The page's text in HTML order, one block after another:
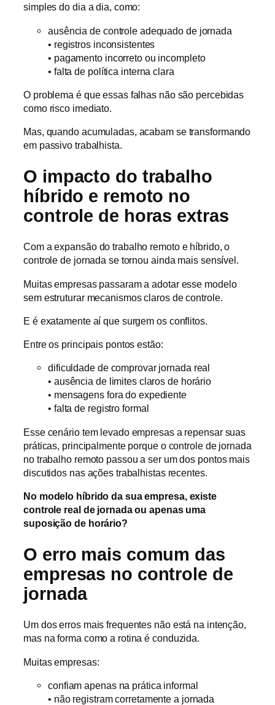
simples do dia a dia, como:
ausência de controle adequado de jornada
• registros inconsistentes
• pagamento incorreto ou incompleto
• falta de política interna clara
O problema é que essas falhas não são percebidas
como risco imediato.
Mas, quando acumuladas, acabam se transformando
em passivo trabalhista.
O impacto do trabalho
híbrido e remoto no
controle de horas extras
Com a expansão do trabalho remoto e híbrido, o
controle de jornada se tornou ainda mais sensível.
Muitas empresas passaram a adotar esse modelo
sem estruturar mecanismos claros de controle.
E é exatamente aí que surgem os conflitos.
Entre os principais pontos estão:
dificuldade de comprovar jornada real
• ausência de limites claros de horário
• mensagens fora do expediente
• falta de registro formal
Esse cenário tem levado empresas a repensar suas
práticas, principalmente porque o controle de jornada
no trabalho remoto passou a ser um dos pontos mais
discutidos nas ações trabalhistas recentes.
No modelo híbrido da sua empresa, existe
controle real de jornada ou apenas uma
suposição de horário?
O erro mais comum das
empresas no controle de
jornada
Um dos erros mais frequentes não está na intenção,
mas na forma como a rotina é conduzida.
Muitas empresas:
confiam apenas na prática informal
• não registram corretamente a jornada